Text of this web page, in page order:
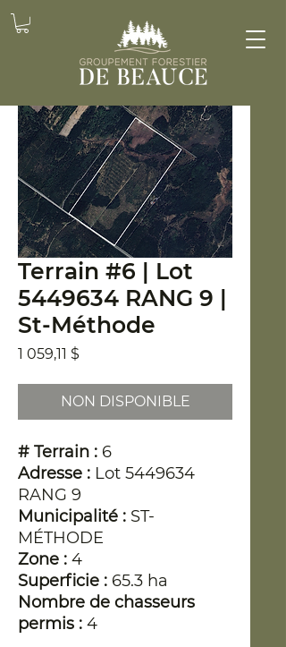
Terrain #6 | Lot
5449634 RANG 9 |
St-Méthode
1 059,11 $
NON DISPONIBLE
# Terrain : 6
Adresse : Lot 5449634
RANG 9
Municipalité : ST-
MÉTHODE
Zone : 4
Superficie : 65.3 ha
Nombre de chasseurs
permis : 4